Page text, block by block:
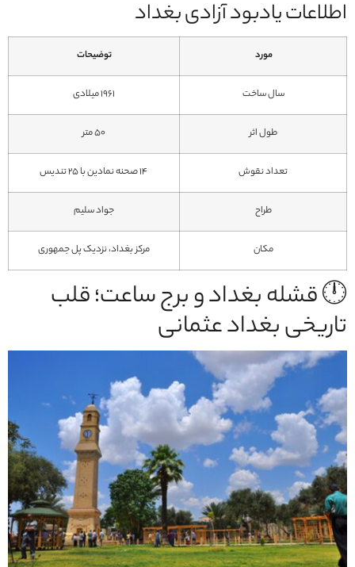
اطلاعات یادبود آزادی بغداد
مورد توضیحات
سال ساخت 1961 میلادی
طول اثر 50 متر
تعداد نقوش ۱۴ صحنه نمادین با ۲۵ تندیس
طراح جواد سلیم
مکان مرکز بغداد، نزدیک پل جمهوری
🕛 قشله بغداد و برج ساعت؛ قلب
تاریخی بغداد عثمانی